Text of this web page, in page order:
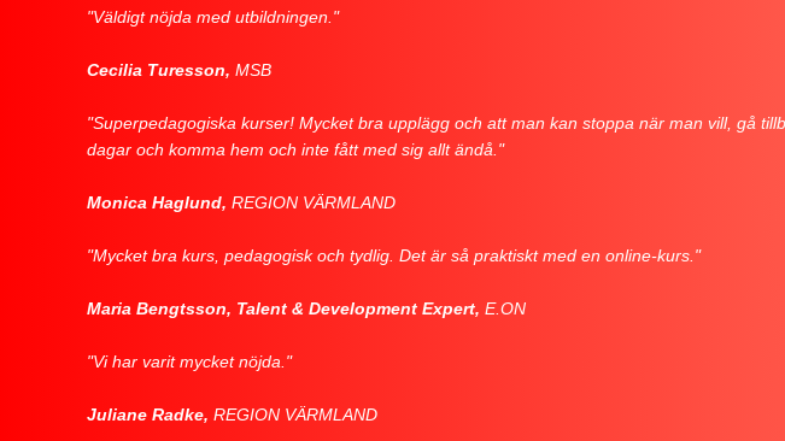
"Väldigt nöjda med utbildningen."
Cecilia Turesson, MSB
"Superpedagogiska kurser! Mycket bra upplägg och att man kan stoppa när man vill, gå
dagar och komma hem och inte fått med sig allt ändå."
Monica Haglund, REGION VÄRMLAND
"Mycket bra kurs, pedagogisk och tydlig. Det är så praktiskt med en online-kurs."
Maria Bengtsson, Talent & Development Expert, E.ON
"Vi har varit mycket nöjda."
Juliane Radke, REGION VÄRMLAND